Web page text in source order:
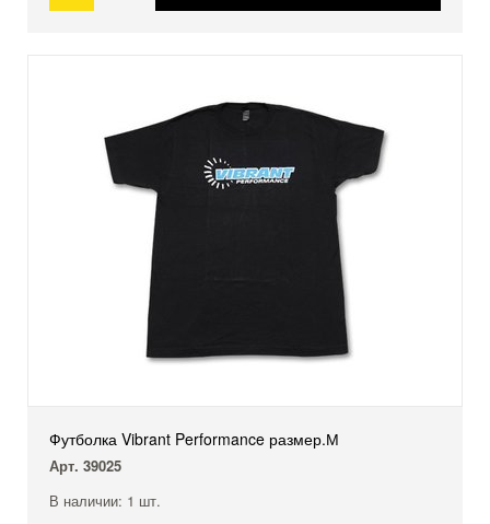
Футболка Vibrant Performance размер.М
Арт. 39025
В наличии: 1 шт.